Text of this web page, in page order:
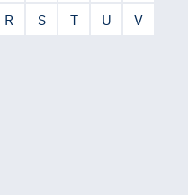
R S T U
V